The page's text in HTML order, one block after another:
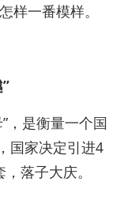
样一番模样。
，是衡量一个国
国家决定引进4
落子大庆。